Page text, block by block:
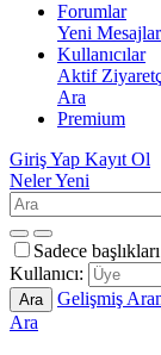
Forumlar
Yeni Mesajlar
Kullanıcılar
Aktif
Ara
Premium
Giriş Yap Kayıt Ol
Neler Yeni
Sadece
Kullanıcı:
Ara
Gelişmiş
Ara